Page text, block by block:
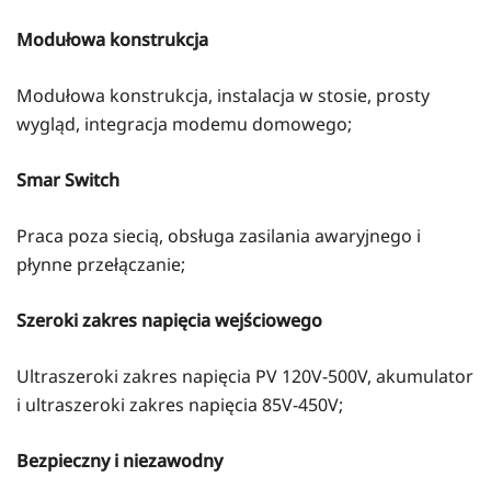
Modułowa konstrukcja
Modułowa konstrukcja, instalacja w stosie, prosty
wygląd, integracja modemu domowego;
Smar Switch
Praca poza siecią, obsługa zasilania awaryjnego i
płynne przełączanie;
Szeroki zakres napięcia wejściowego
Ultraszeroki zakres napięcia PV 120V-500V, akumulator
i ultraszeroki zakres napięcia 85V-450V;
Bezpieczny i niezawodny